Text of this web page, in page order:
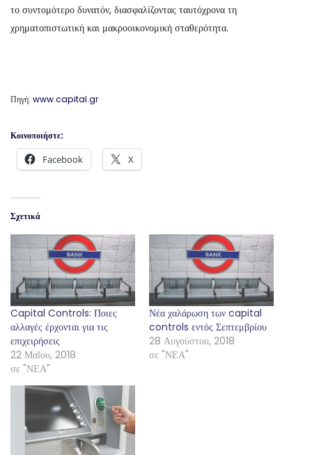
το συντομότερο δυνατόν, διασφαλίζοντας ταυτόχρονα τη
χρηματοπιστωτική και μακροοικονομική σταθερότητα.
Πηγή: www.capital.gr
Κοινοποιήστε:
Facebook X
Σχετικά
Capital Controls: Ποιες
αλλαγές έρχονται για τις
επιχειρήσεις
22 Μαΐου, 2018
σε "ΝΕΑ"
Νέα χαλάρωση των capital
controls εντός Σεπτεμβρίου
28 Αυγούστου, 2018
σε "ΝΕΑ"